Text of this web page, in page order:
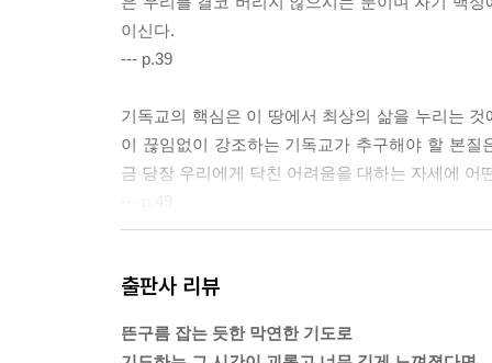
이신다.
--- p.39
기독교의 핵심은 이 땅에서 최상의 삶을 누리는
이 끊임없이 강조하는 기독교가 추구해야 할 본
금 당장 우리에게 닥친 어려움을 대하는 자세에 어
당연하게 여기기 때문이다. 하지만 영적인 건강에
니라, 마음의 건강을 위해서도 기도할 수 있어야
출판사 리뷰
뜬구름 잡는 듯한 막연한 기도로